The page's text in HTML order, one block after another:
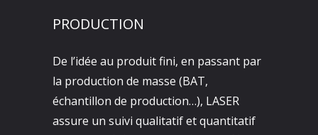
PRODUCTION
De l’idée au produit fini, en passant par
la production de masse (BAT,
échantillon de production…), LASER
assure un suivi qualitatif et quantitatif